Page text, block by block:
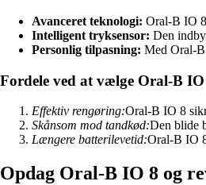
Avanceret teknologi: Oral-B IO
Intelligent tryksensor: Den
Personlig tilpasning: Med Oral-B
Fordele ved at vælge Oral-B IO
Effektiv rengøring:Oral-B IO 8
Skånsom mod tandkød:Den blide
Længere batterilevetid:Oral-B IO
Opdag Oral-B IO 8 og